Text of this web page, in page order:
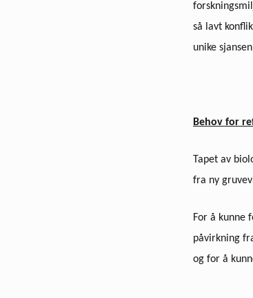
så lavt
unike
Behov for
Tapet av
fra ny
For å kunne
påvirkning
og for å